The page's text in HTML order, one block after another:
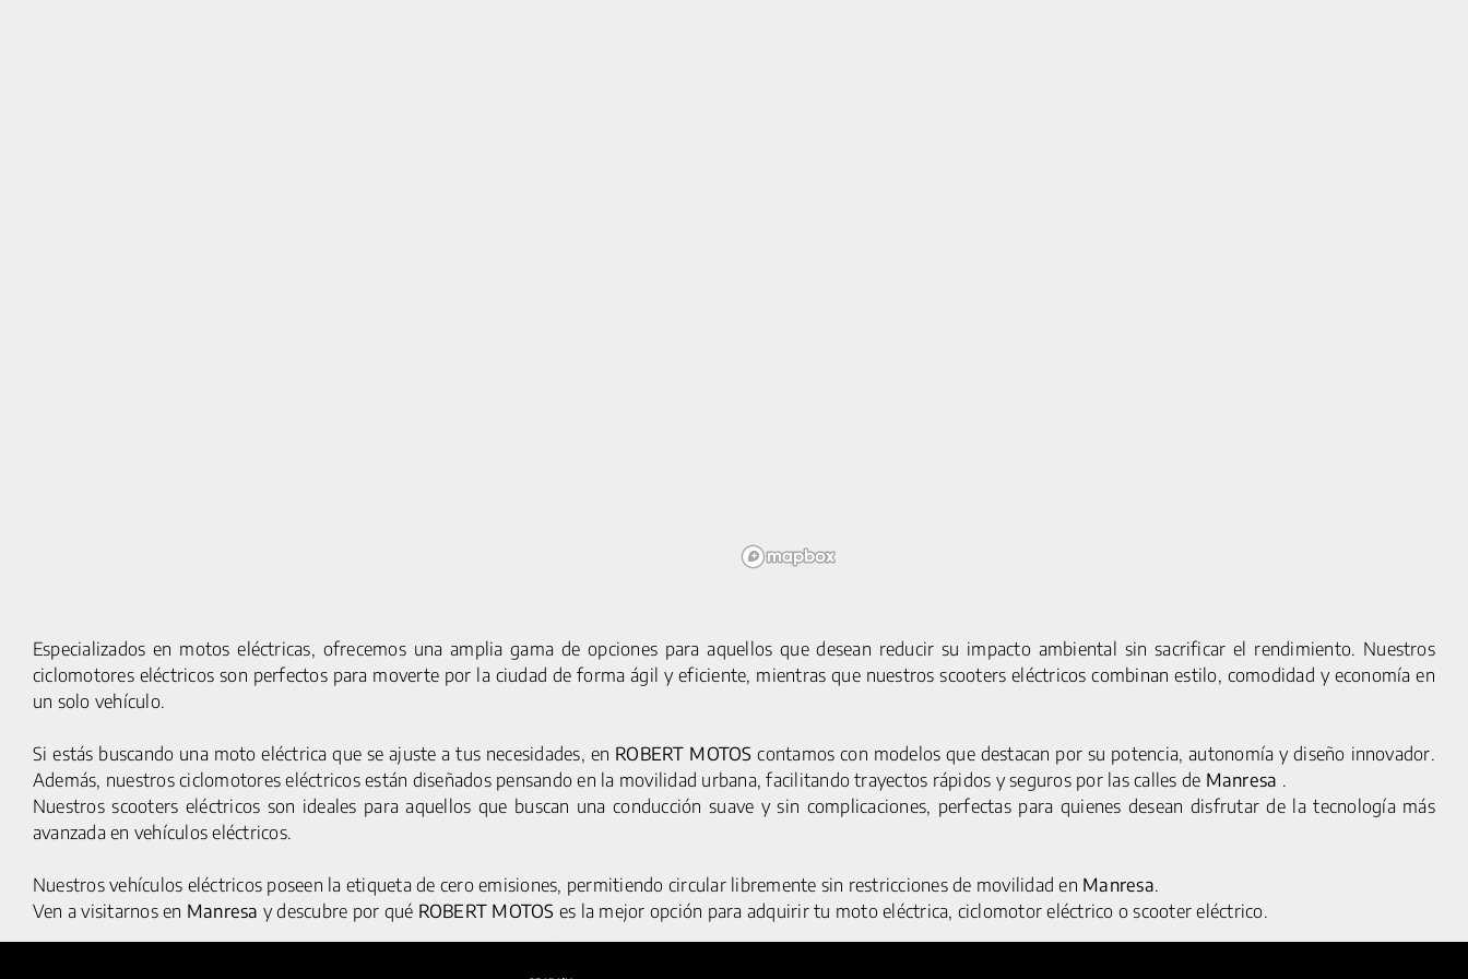
Especializados en motos eléctricas, ofrecemos una amplia gama de opciones para aquellos que desean reducir su impacto ambiental sin sacrificar el rendimiento. Nuestros
ciclomotores eléctricos son perfectos para moverte por la ciudad de forma ágil y eficiente, mientras que nuestros scooters eléctricos combinan estilo, comodidad y economía en
un solo vehículo.
Si estás buscando una moto eléctrica que se ajuste a tus necesidades, en ROBERT MOTOS contamos con modelos que destacan por su potencia, autonomía y diseño innovador.
Además, nuestros ciclomotores eléctricos están diseñados pensando en la movilidad urbana, facilitando trayectos rápidos y seguros por las calles de Manresa .
Nuestros scooters eléctricos son ideales para aquellos que buscan una conducción suave y sin complicaciones, perfectas para quienes desean disfrutar de la tecnología más
avanzada en vehículos eléctricos.
Nuestros vehículos eléctricos poseen la etiqueta de cero emisiones, permitiendo circular libremente sin restricciones de movilidad en Manresa.
Ven a visitarnos en Manresa y descubre por qué ROBERT MOTOS es la mejor opción para adquirir tu moto eléctrica, ciclomotor eléctrico o scooter eléctrico.
© 2025 HUMAN MOBILITY S.A. TODOS LOS DERECHOS
RESERVADOS
MOTOCICLETAS
C1S PRO
G5 S
CICLOMOTORES
G5 PRO
SERVICIOS
ACCESORIOS
AVISO LEGAL
POLÍTICA DE COOKIES
POLÍTICA DE PRIVACIDAD
FAQS
CONTACTO
SALA DE PRENSA